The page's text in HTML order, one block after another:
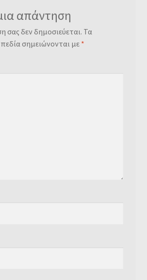
απάντηση
σας δεν δημοσιεύεται. Τα
σημειώνονται με *